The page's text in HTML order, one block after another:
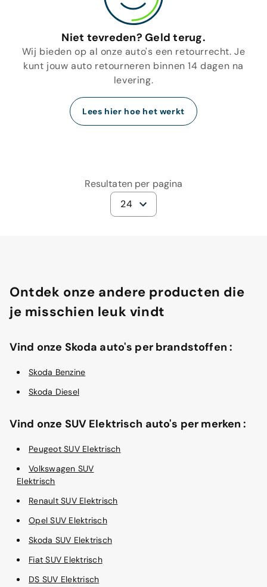
Niet tevreden? Geld terug.
Wij bieden op al onze auto's een retourrecht. Je
kunt jouw auto retourneren binnen 14 dagen na
levering.
Lees hier hoe het werkt
Resultaten per pagina
24
Ontdek onze andere producten die
je misschien leuk vindt
Vind onze Skoda auto's per brandstoffen :
Skoda Benzine
Skoda Diesel
Vind onze SUV Elektrisch auto's per merken :
Peugeot SUV Elektrisch
Volkswagen SUV
Elektrisch
Renault SUV Elektrisch
Opel SUV Elektrisch
Skoda SUV Elektrisch
Fiat SUV Elektrisch
DS SUV Elektrisch